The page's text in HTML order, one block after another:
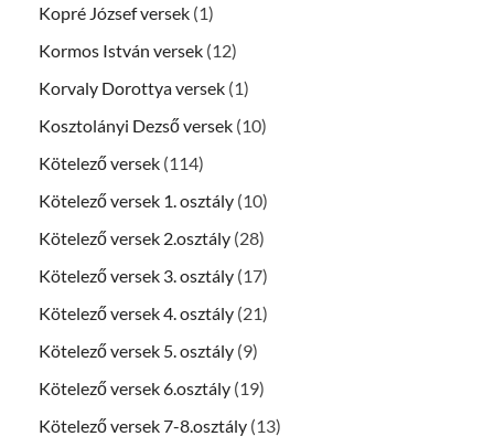
Kopré József versek (1)
Kormos István versek (12)
Korvaly Dorottya versek (1)
Kosztolányi Dezső versek (10)
Kötelező versek (114)
Kötelező versek 1. osztály (10)
Kötelező versek 2.osztály (28)
Kötelező versek 3. osztály (17)
Kötelező versek 4. osztály (21)
Kötelező versek 5. osztály (9)
Kötelező versek 6.osztály (19)
Kötelező versek 7-8.osztály (13)